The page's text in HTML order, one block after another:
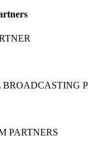
PARTNERS